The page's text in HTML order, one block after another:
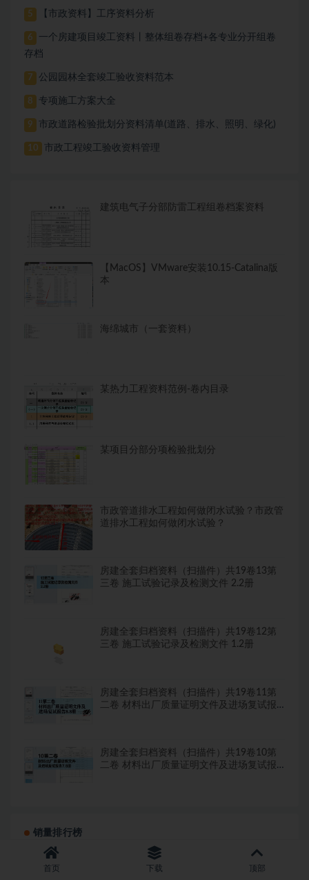
5 【市政资料】工序资料分析
6
一个房建项目竣工资料丨整体组卷存档+各专业分开组卷
存档
7 公园园林全套竣工验收资料范本
8 专项施工方案大全
9 市政道路检验批划分资料清单(道路、排水、照明、绿化)
10 市政工程竣工验收资料管理
建筑电气子分部防雷工程组卷档案资料
【MacOS】VMware安装10.15-Catalina版
本
海绵城市（一套资料）
某热力工程资料范例-卷内目录
某项目分部分项检验批划分
市政管道排水工程如何做闭水试验？市政管
道排水工程如何做闭水试验？
房建全套归档资料（扫描件）共19卷13第
三卷 施工试验记录及检测文件 2.2册
房建全套归档资料（扫描件）共19卷12第
三卷 施工试验记录及检测文件 1.2册
房建全套归档资料（扫描件）共19卷11第
二卷 材料出厂质量证明文件及进场复试报
房建全套归档资料（扫描件）共19卷10第
二卷 材料出厂质量证明文件及进场复试报
销量排行榜
市政全套竣工资料excel版
首页 下载 顶部